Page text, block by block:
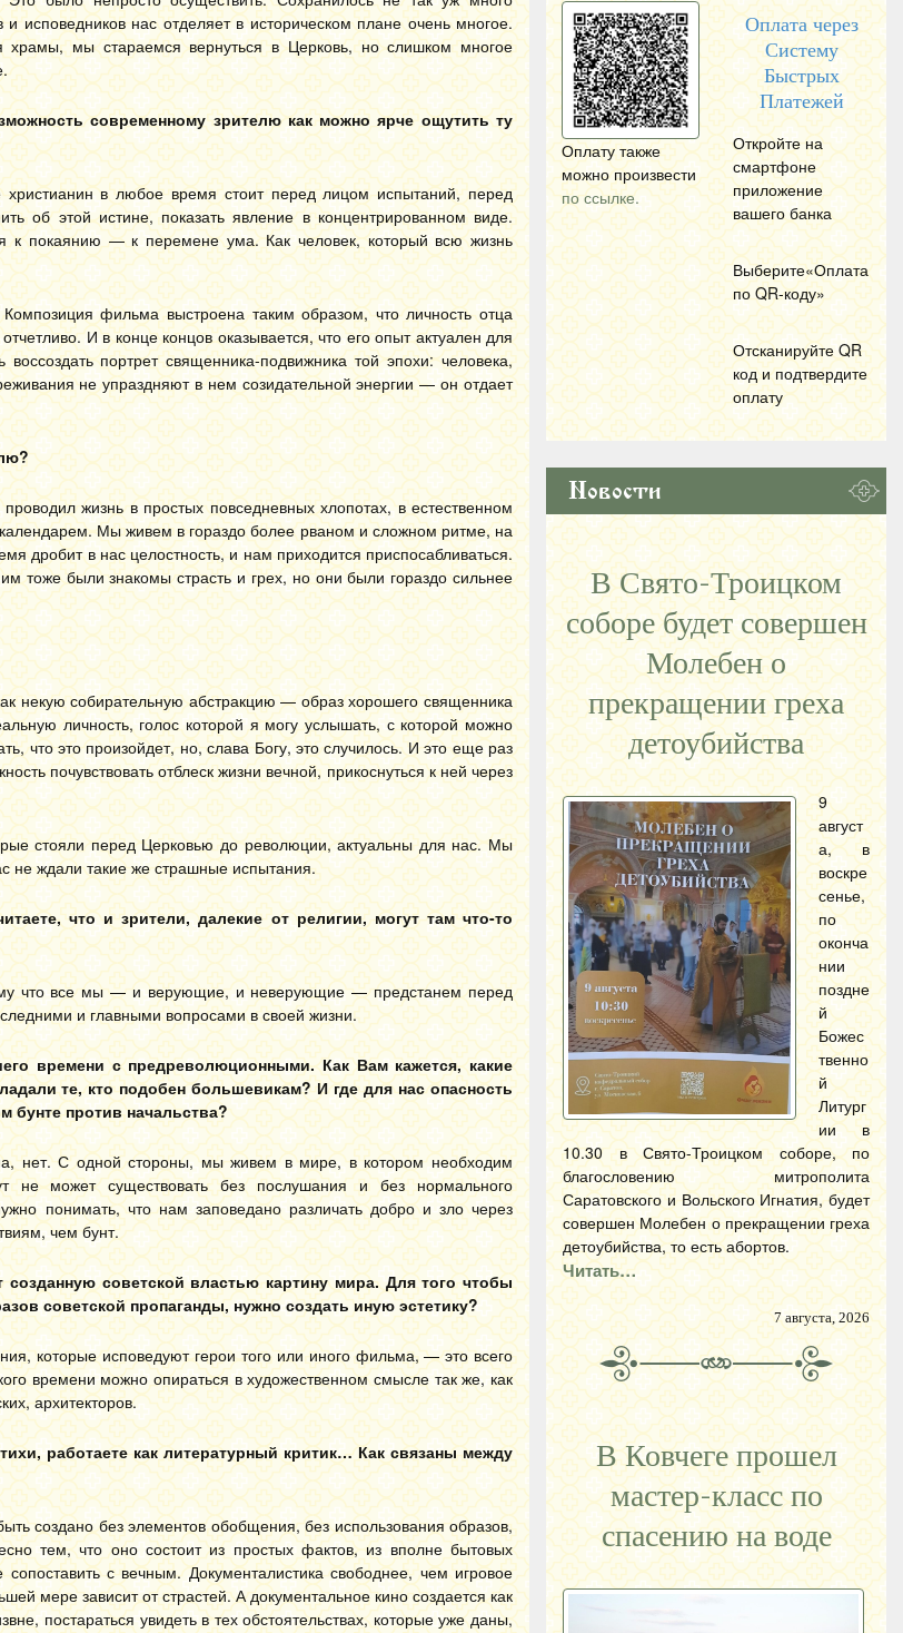
исповедников нас отделяет в историческом плане очень многое.
мы стараемся вернуться в Церковь, но слишком многое
современному зрителю как можно ярче ощутить ту
в любое время стоит перед лицом испытаний, перед
об этой истине, показать явление в концентрированном виде.
к покаянию — к перемене ума. Как человек, который всю жизнь
фильма выстроена таким образом, что личность отца
И в конце концов оказывается, что его опыт актуален для
портрет священника-подвижника той эпохи: человека,
не упраздняют в нем созидательной энергии — он отдает
жизнь в простых повседневных хлопотах, в естественном
Мы живем в гораздо более рваном и сложном ритме, на
дробит в нас целостность, и нам приходится приспосабливаться.
тоже были знакомы страсть и грех, но они были гораздо сильнее
некую собирательную абстракцию — образ хорошего священника
личность, голос которой я могу услышать, с которой можно
что это произойдет, но, слава Богу, это случилось. И это еще раз
почувствовать отблеск жизни вечной, прикоснуться к ней через
стояли перед Церковью до революции, актуальны для нас. Мы
не ждали такие же страшные испытания.
что и зрители, далекие от религии, могут там что-то
что все мы — и верующие, и неверующие — предстанем перед
и главными вопросами в своей жизни.
времени с предреволюционными. Как Вам кажется, какие
те, кто подобен большевикам? И где для нас опасность
бунте против начальства?
нет. С одной стороны, мы живем в мире, в котором необходим
не может существовать без послушания и без нормального
понимать, что нам заповедано различать добро и зло через
чем бунт.
созданную советской властью картину мира. Для того чтобы
советской пропаганды, нужно создать иную эстетику?
которые исповедуют герои того или иного фильма, — это всего
времени можно опираться в художественном смысле так же, как
архитекторов.
работаете как литературный критик… Как связаны между
создано без элементов обобщения, без использования образов,
тем, что оно состоит из простых фактов, из вполне бытовых
с вечным. Документалистика свободнее, чем игровое
мере зависит от страстей. А документальное кино создается как
постараться увидеть в тех обстоятельствах, которые уже даны,
Оплату также
можно произвести
по ссылке.
Оплата через
Систему
Быстрых
Платежей
Откройте на
смартфоне
приложение
вашего банка
Выберите«Оплата
по QR-коду»
Отсканируйте QR
код и подтвердите
оплату
Новости
В Свято-Троицком
соборе будет совершен
Молебен о
прекращении греха
детоубийства
9
август
а, в
воскре
сенье,
по
оконча
нии
поздне
й
Божес
твенно
й
Литург
ии в
10.30 в Свято-Троицком соборе, по
благословению митрополита
Саратовского и Вольского Игнатия, будет
совершен Молебен о прекращении греха
детоубийства, то есть абортов.
Читать…
7 августа, 2026
В Ковчеге прошел
мастер-класс по
спасению на воде